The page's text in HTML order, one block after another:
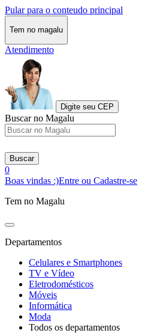
Pular para o conteudo principal
Tem no magalu
Atendimento
Digite seu CEP
Buscar no Magalu
Buscar
0
Boas vindas :)Entre ou Cadastre-se
Tem no Magalu
Departamentos
Celulares e Smartphones
TV e Vídeo
Eletrodomésticos
Móveis
Informática
Moda
Todos os departamentos